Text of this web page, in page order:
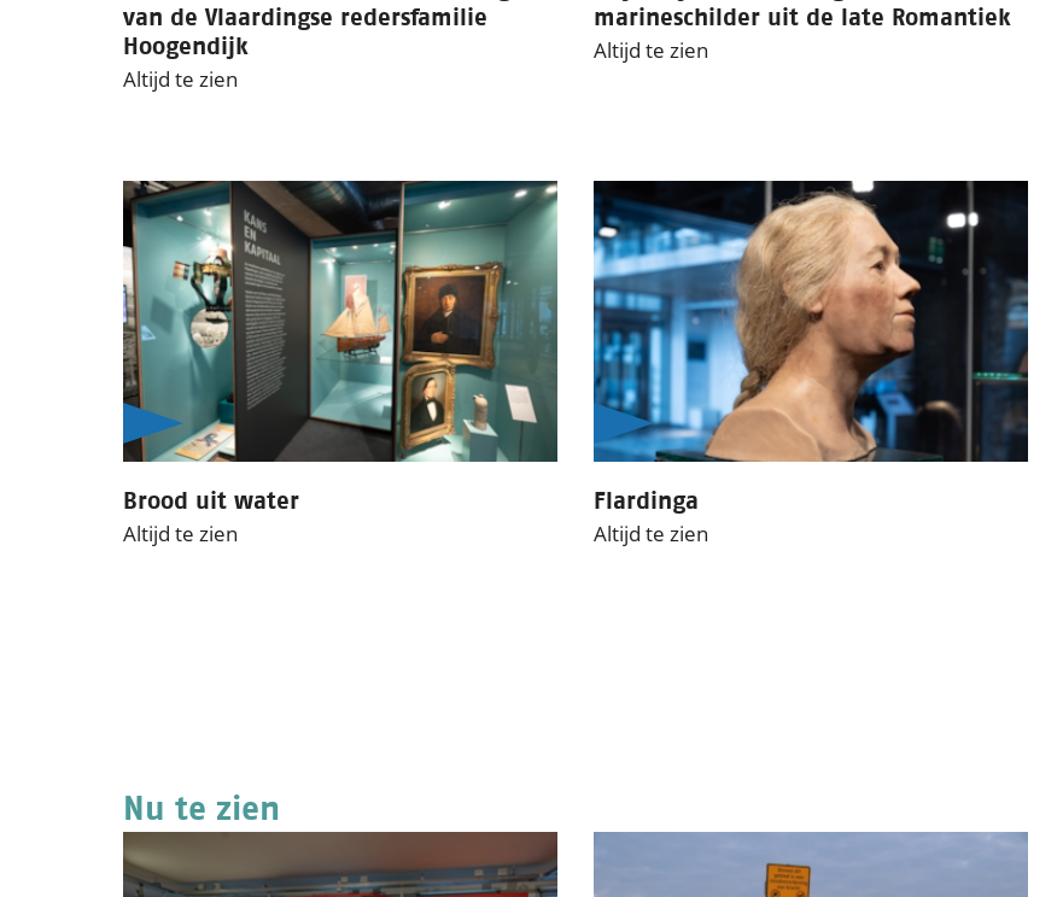
van de Vlaardingse redersfamilie
Hoogendijk
Altijd te zien
marineschilder uit de late Romantiek
Altijd te zien
Brood uit water
Altijd te zien
Flardinga
Altijd te zien
Nu te zien